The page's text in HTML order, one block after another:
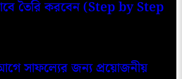
তৈরি করবেন (Step by Step
সাফল্যের জন্য প্রয়োজনীয়